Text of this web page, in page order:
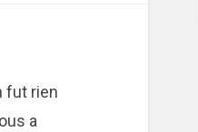
fut rien
a